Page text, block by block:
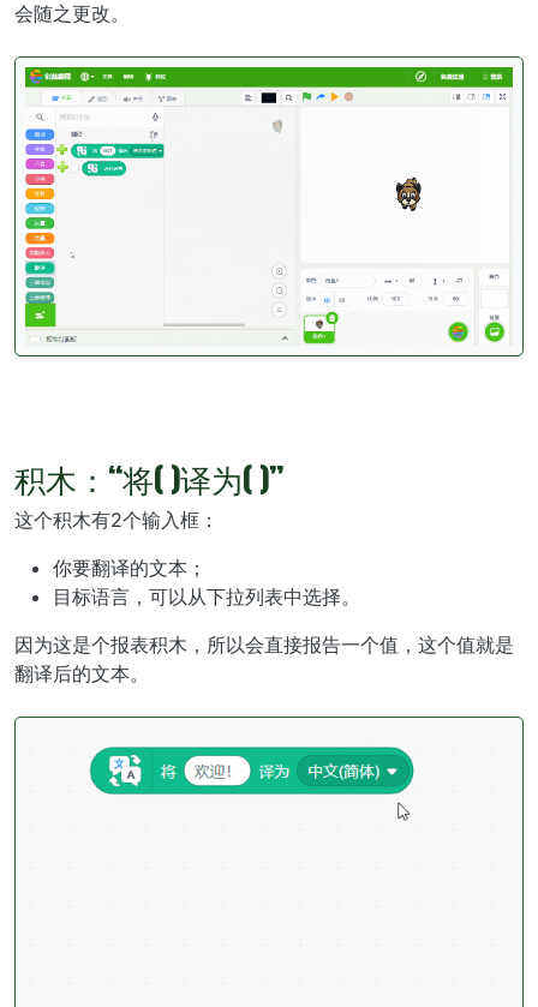
会随之更改。
积木：“将( )译为( )”
这个积木有2个输入框：
你要翻译的文本；
目标语言，可以从下拉列表中选择。
因为这是个报表积木，所以会直接报告一个值，这个值就是
翻译后的文本。